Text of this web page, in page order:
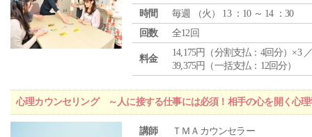
時間
毎週 （火 ） 13 ：10 ～ 14 ：30
回数
全12回
料金
14,175円（分割支払：4回分）×3
39,375円（一括支払：12回分）
心理カウンセリング ～人に接する仕事には必須！相手の心を開く心理
講師
ＴＭＡカウンセラー